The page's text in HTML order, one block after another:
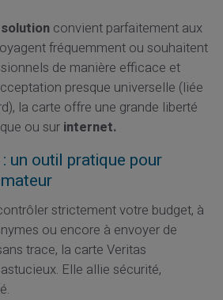
solutionconvient parfaitement aux
fréquemment ou souhaitent
de manière efficace et
presque universelle (liée
la carte offre une grande liberté
ou sur internet.
un outil pratique pour
strictement votre budget, à
ou encore à envoyer de
trace, la carte Veritas
Elle allie sécurité,